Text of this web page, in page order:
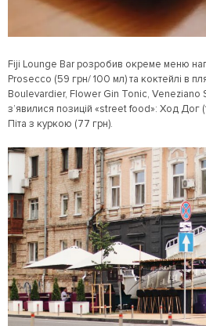
Fiji Lounge Bar розробив окреме меню
Prosecco (59 грн/ 100 мл) та коктейлі в
Boulevardier, Flower Gin Tonic, Veneziano
з’явилися позицій «street food»: Ход Дог
Піта з куркою (77 грн).